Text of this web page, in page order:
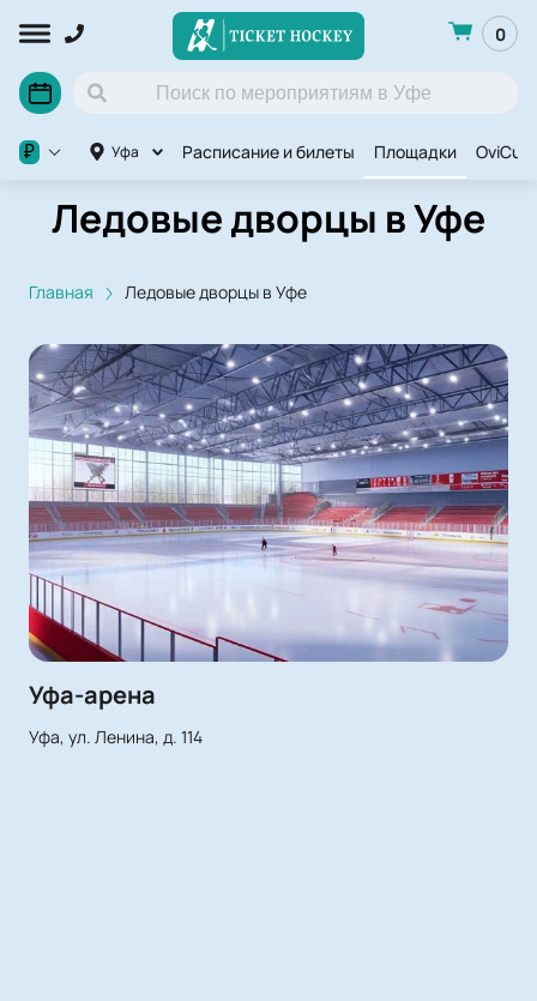
0
Уфа Расписание и билеты Площадки
₽
Ледовые дворцы в Уфе
Главная Ледовые дворцы в Уфе
Уфа-арена
Уфа, ул. Ленина, д. 114